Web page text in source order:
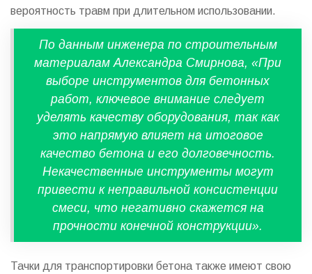
вероятность травм при длительном использовании.
По данным инженера по строительным
материалам Александра Смирнова, «При
выборе инструментов для бетонных
работ, ключевое внимание следует
уделять качеству оборудования, так как
это напрямую влияет на итоговое
качество бетона и его долговечность.
Некачественные инструменты могут
привести к неправильной консистенции
смеси, что негативно скажется на
прочности конечной конструкции».
Тачки для транспортировки бетона также имеют свою